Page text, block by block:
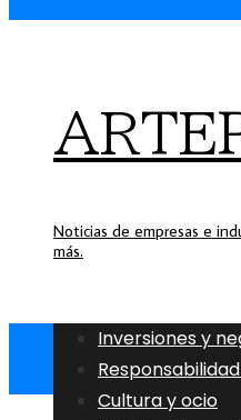
Noticias de empresas e
más.
Inversiones y
Cultura y ocio